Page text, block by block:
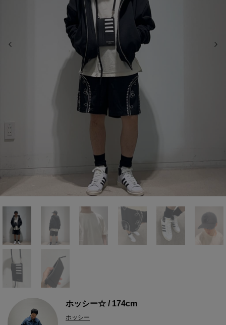
ホッシー☆ / 174cm
ホッシー